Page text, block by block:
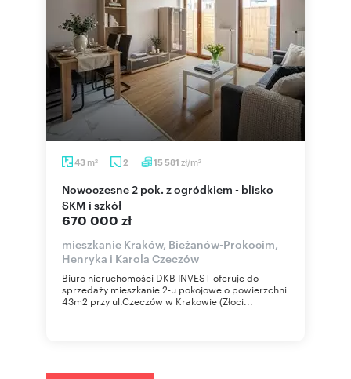
43 m2 2 15 581 zł/m2
Nowoczesne 2 pok. z ogródkiem - blisko
SKM i szkół
670 000 zł
mieszkanie Kraków, Bieżanów-Prokocim,
Henryka i Karola Czeczów
Biuro nieruchomości DKB INVEST oferuje do
sprzedaży mieszkanie 2-u pokojowe o powierzchni
43m2 przy ul.Czeczów w Krakowie (Złoci...